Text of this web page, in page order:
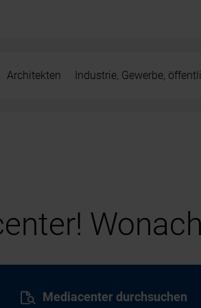
Architekten Industrie, Gewerbe,
Mediacenter durchsuchen